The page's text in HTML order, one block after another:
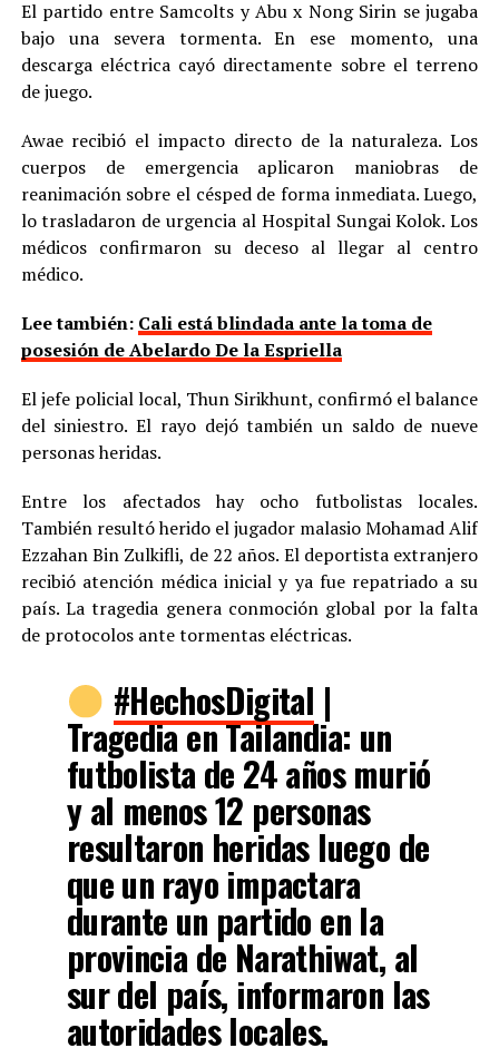
El partido entre Samcolts y Abu x Nong Sirin se jugaba
bajo una severa tormenta. En ese momento, una
descarga eléctrica cayó directamente sobre el terreno
de juego.
Awae recibió el impacto directo de la naturaleza. Los
cuerpos de emergencia aplicaron maniobras de
reanimación sobre el césped de forma inmediata. Luego,
lo trasladaron de urgencia al Hospital Sungai Kolok. Los
médicos confirmaron su deceso al llegar al centro
médico.
Lee también: Cali está blindada ante la toma de
posesión de Abelardo De la Espriella
El jefe policial local, Thun Sirikhunt, confirmó el balance
del siniestro. El rayo dejó también un saldo de nueve
personas heridas.
Entre los afectados hay ocho futbolistas locales.
También resultó herido el jugador malasio Mohamad Alif
Ezzahan Bin Zulkifli, de 22 años. El deportista extranjero
recibió atención médica inicial y ya fue repatriado a su
país. La tragedia genera conmoción global por la falta
de protocolos ante tormentas eléctricas.
#HechosDigital |
Tragedia en Tailandia: un
futbolista de 24 años murió
y al menos 12 personas
resultaron heridas luego de
que un rayo impactara
durante un partido en la
provincia de Narathiwat, al
sur del país, informaron las
autoridades locales.